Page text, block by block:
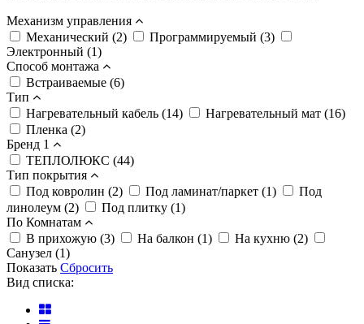
Механизм управления
Механический (2)
Программируемый (3)
Электронный (1)
Способ монтажа
Встраиваемые (6)
Тип
Нагревательный кабель (14)
Нагревательный мат (16)
Пленка (2)
Бренд 1
ТЕПЛОЛЮКС (44)
Тип покрытия
Под ковролин (2)
Под ламинат/паркет (1)
Под
линолеум (2)
Под плитку (1)
По Комнатам
В прихожую (3)
На балкон (1)
На кухню (2)
Санузел (1)
Показать Сбросить
Вид списка: